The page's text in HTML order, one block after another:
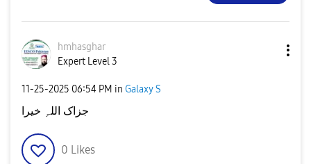
hmhasghar
Expert Level 3
‎11-25-2025 06:54 PM in Galaxy S
جزاک اللہِ خیرا
0 Likes